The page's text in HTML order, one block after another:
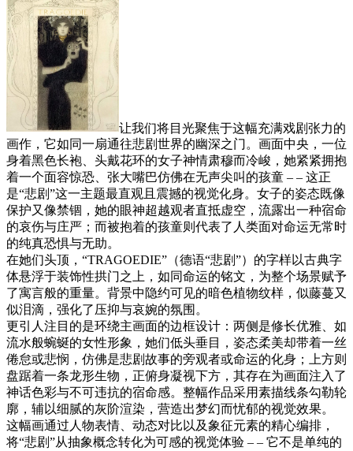
让我们将目光聚焦于这幅充满戏剧张力的
画作，它如同一扇通往悲剧世界的幽深之门。画面中央，一位
身着黑色长袍、头戴花环的女子神情肃穆而冷峻，她紧紧拥抱
着一个面容惊恐、张大嘴巴仿佛在无声尖叫的孩童 – – 这正
是“悲剧”这一主题最直观且震撼的视觉化身。女子的姿态既像
保护又像禁锢，她的眼神超越观者直抵虚空，流露出一种宿命
的哀伤与庄严；而被抱着的孩童则代表了人类面对命运无常时
的纯真恐惧与无助。
在她们头顶，“TRAGOEDIE”（德语“悲剧”）的字样以古典字
体悬浮于装饰性拱门之上，如同命运的铭文，为整个场景赋予
了寓言般的重量。背景中隐约可见的暗色植物纹样，似藤蔓又
似泪滴，强化了压抑与哀婉的氛围。
更引人注目的是环绕主画面的边框设计：两侧是修长优雅、如
流水般蜿蜒的女性形象，她们低头垂目，姿态柔美却带着一丝
倦怠或悲悯，仿佛是悲剧故事的旁观者或命运的化身；上方则
盘踞着一条龙形生物，正俯身凝视下方，其存在为画面注入了
神话色彩与不可违抗的宿命感。整幅作品采用素描线条勾勒轮
廓，辅以细腻的灰阶渲染，营造出梦幻而忧郁的视觉效果。
这幅画通过人物表情、动态对比以及象征元素的精心编排，
将“悲剧”从抽象概念转化为可感的视觉体验 – – 它不是单纯的